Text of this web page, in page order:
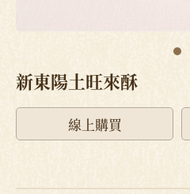
新東陽土旺來酥
線上購買